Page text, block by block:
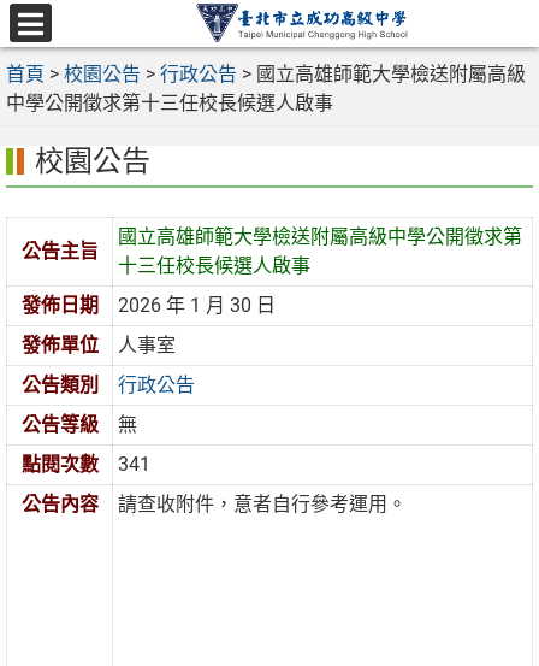
跳
至
主
要
區
選
單
首頁 > 校園公告 > 行政公告 > 國立高雄師範大學檢送附屬高級
中學公開徵求第十三任校長候選人啟事
校園公告
公告主旨
國立高雄師範大學檢送附屬高級中學公開徵求第
十三任校長候選人啟事
發佈日期
2026 年 1 月 30 日
發佈單位
人事室
公告類別
行政公告
公告等級
無
點閱次數
341
公告內容
請查收附件，意者自行參考運用。